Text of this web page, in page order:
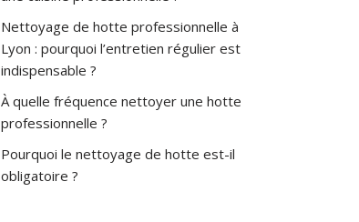
Nettoyage de hotte professionnelle à
Lyon : pourquoi l’entretien régulier est
indispensable ?
À quelle fréquence nettoyer une hotte
professionnelle ?
Pourquoi le nettoyage de hotte est-il
obligatoire ?